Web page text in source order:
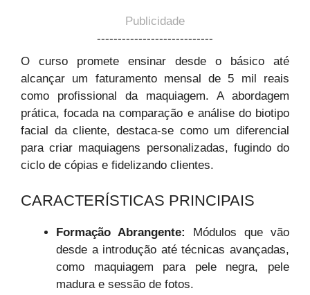
Publicidade
----------------------------
O curso promete ensinar desde o básico até
alcançar um faturamento mensal de 5 mil reais
como profissional da maquiagem. A abordagem
prática, focada na comparação e análise do biotipo
facial da cliente, destaca-se como um diferencial
para criar maquiagens personalizadas, fugindo do
ciclo de cópias e fidelizando clientes.
CARACTERÍSTICAS PRINCIPAIS
Formação Abrangente:
Módulos que vão
desde a introdução até técnicas avançadas,
como maquiagem para pele negra, pele
madura e sessão de fotos.